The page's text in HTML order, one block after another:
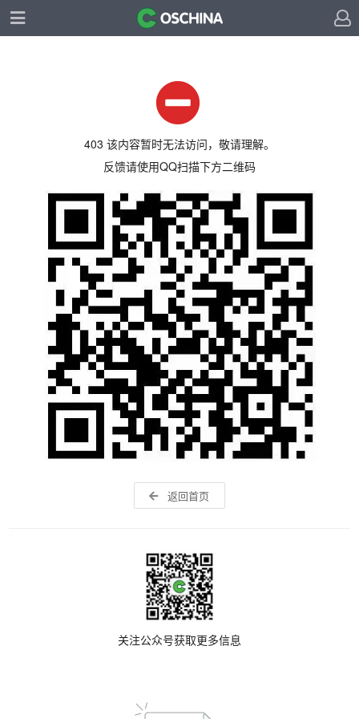
403 该内容暂时无法访问，敬请理解。
反馈请使用QQ扫描下方二维码
返回首页
关注公众号获取更多信息